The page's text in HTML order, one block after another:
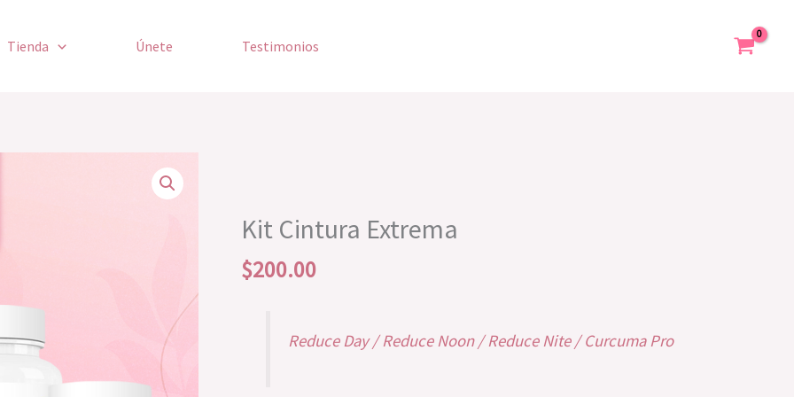
Tienda Únete Testimonios
Kit Cintura Extrema
$200.00
Reduce Day / Reduce Noon / Reduce Nite / Curcuma Pro
cantidad